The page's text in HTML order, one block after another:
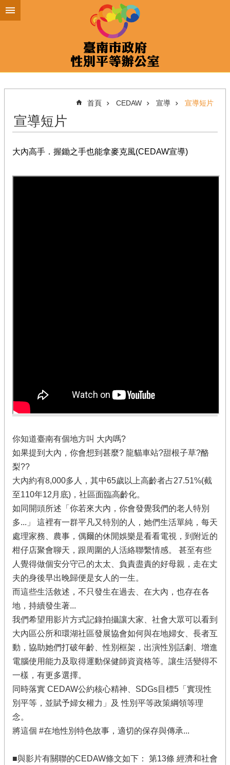
跳到主要內容區塊
首頁 CEDAW 宣導 宣導短片
宣導短片
大內高手．握鋤之手也能拿麥克風(CEDAW宣導)
你知道臺南有個地方叫 大內嗎?
如果提到大內，你會想到甚麼? 龍貓車站?甜根子草?酪
梨??
大內約有8,000多人，其中65歲以上高齡者占27.51%(截
至110年12月底)，社區面臨高齡化。
如同開頭所述「你若來大內，你會發覺我們的老人特別
多...」 這裡有一群平凡又特別的人，她們生活單純，每天
處理家務、農事，偶爾的休閒娛樂是看看電視，到附近的
柑仔店聚會聊天，跟周圍的人活絡聯繫情感。 甚至有些
人覺得做個安分守己的太太、負責盡責的好母親，走在丈
夫的身後早出晚歸便是女人的一生。
而這些生活敘述，不只發生在過去、在大內，也存在各
地，持續發生著...
我們希望用影片方式記錄拍攝讓大家、社會大眾可以看到
大內區公所和環湖社區發展協會如何與在地婦女、長者互
動，協助她們打破年齡、性別框架，出演性別話劇、增進
電腦使用能力及取得運動保健師資資格等。讓生活變得不
一樣，有更多選擇。
同時落實 CEDAW公約核心精神、SDGs目標5「實現性
別平等，並賦予婦女權力」及 性別平等政策綱領等理
念。
將這個 #在地性別特色故事，適切的保存與傳承...
■與影片有關聯的CEDAW條文如下： 第13條 經濟和社會